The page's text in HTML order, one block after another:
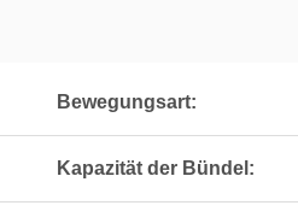
Bewegungsart:
Kapazität der Bündel: